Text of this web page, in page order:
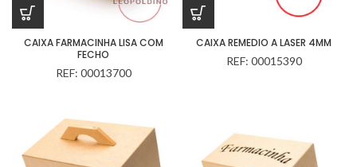
CAIXA FARMACINHA LISA COM
FECHO
REF: 00013700
CAIXA REMEDIO A LASER 4MM
REF: 00015390